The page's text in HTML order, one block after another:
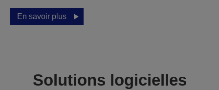
En savoir plus
Solutions logicielles